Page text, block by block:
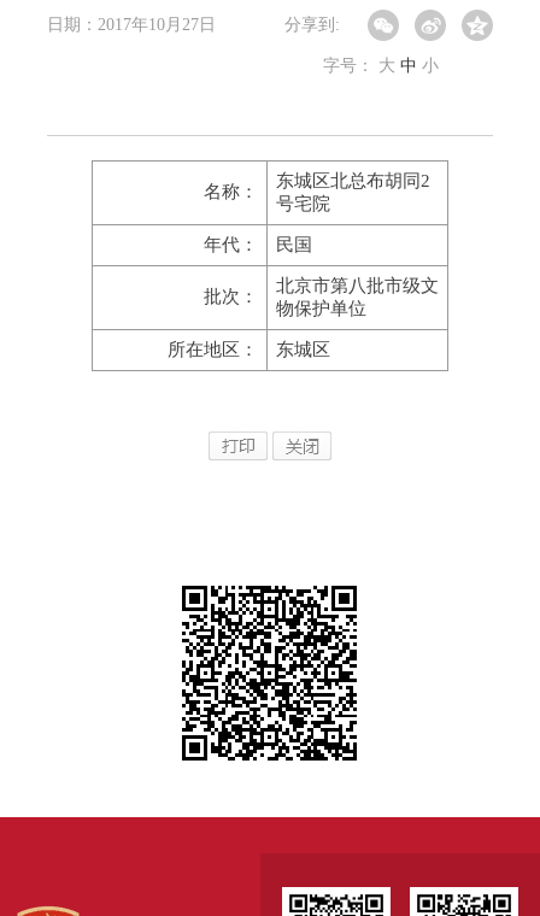
日期：2017年10月27日 分享到:
字号： 大 中 小
名称：
东城区北总布胡同2
号宅院
年代： 民国
批次：
北京市第八批市级文
物保护单位
所在地区： 东城区